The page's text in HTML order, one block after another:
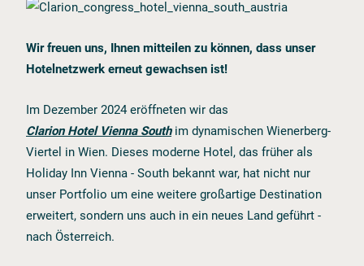
Wir freuen uns, Ihnen mitteilen zu können, dass unser
Hotelnetzwerk erneut gewachsen ist!
Im Dezember 2024 eröffneten wir das
Clarion Hotel Vienna Southim dynamischen Wienerberg-
Viertel in Wien. Dieses moderne Hotel, das früher als
Holiday Inn Vienna - South bekannt war, hat nicht nur
unser Portfolio um eine weitere großartige Destination
erweitert, sondern uns auch in ein neues Land geführt -
nach Österreich.